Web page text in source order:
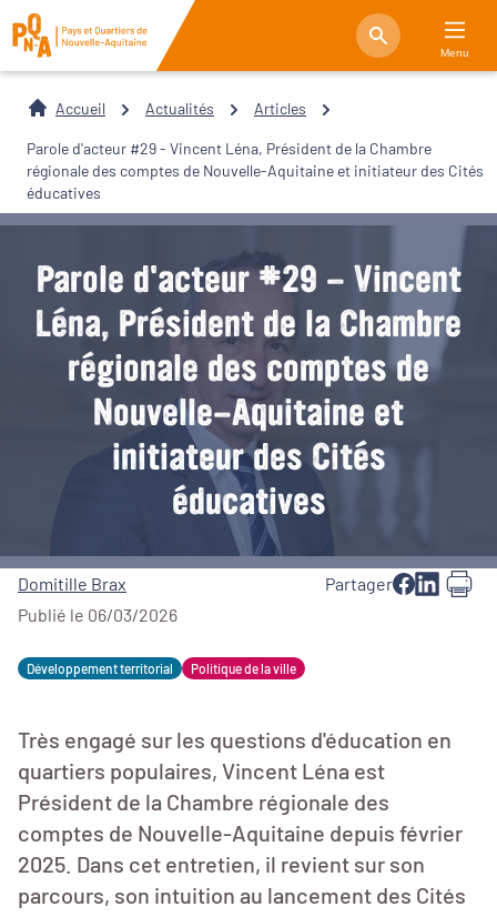
Menu
Accueil Actualités Articles
Parole d'acteur #29 - Vincent Léna, Président de la Chambre
régionale des comptes de Nouvelle-Aquitaine et initiateur des Cités
éducatives
Parole d'acteur #29 - Vincent
Léna, Président de la Chambre
régionale des comptes de
Nouvelle-Aquitaine et
initiateur des Cités
éducatives
Domitille Brax
Publié le 06/03/2026
Partager
Développement territorial Politique de la ville
Très engagé sur les questions d'éducation en
quartiers populaires, Vincent Léna est
Président de la Chambre régionale des
comptes de Nouvelle-Aquitaine depuis février
2025. Dans cet entretien, il revient sur son
parcours, son intuition au lancement des Cités